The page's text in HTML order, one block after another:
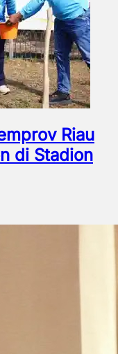
Riau
di Stadion